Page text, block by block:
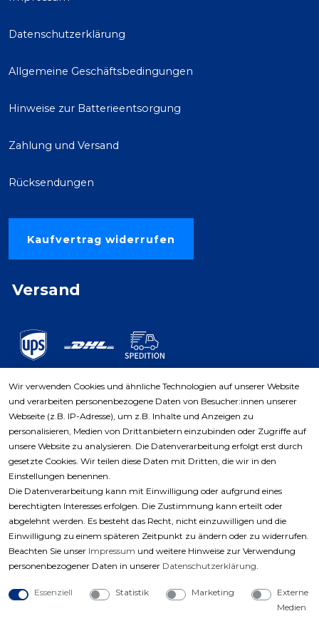
Datenschutzerklärung
Allgemeine Geschäftsbedingungen
Hinweise zur Batterieentsorgung
Zahlung und Versand
Rücksendungen
Kaufvertrag widerrufen
Versand
Zahlungsarten
Wir verwenden Cookies und ähnliche Technologien auf unserer Website
und verarbeiten personenbezogene Daten von Besucher:innen unserer
Webseite (z.B. IP-Adresse), um z.B. Inhalte und Anzeigen zu
personalisieren, Medien von Drittanbietern einzubinden oder Zugriffe auf
unsere Website zu analysieren. Die Datenverarbeitung erfolgt erst durch
gesetzte Cookies. Wir teilen diese Daten mit Dritten, die wir in den
Einstellungen benennen.
Die Datenverarbeitung kann mit Einwilligung oder aufgrund eines
berechtigten Interesses erfolgen. Die Zustimmung kann erteilt oder
abgelehnt werden. Es besteht das Recht, nicht einzuwilligen und die
Einwilligung zu einem späteren Zeitpunkt zu ändern oder zu widerrufen.
Beachten Sie unser Impressum und weitere Hinweise zur Verwendung
personenbezogener Daten in unserer Daten­schutz­erklärung.
Essenziell Statistik Marketing
Externe
Medien